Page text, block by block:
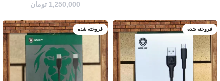
1,250,000 تومان
فروخته شده فروخته شده